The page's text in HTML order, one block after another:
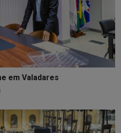
em Valadares